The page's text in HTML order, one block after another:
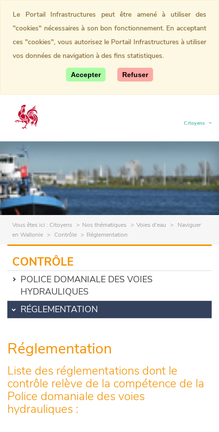
Citoyens
(current)
Vous êtes ici : Citoyens Nos thématiques Voies d'eau
Naviguer
en Wallonie
Contrôle Réglementation
CONTRÔLE
POLICE DOMANIALE DES VOIES
HYDRAULIQUES
RÉGLEMENTATION
Réglementation
Liste des réglementations dont le
contrôle relève de la compétence de la
Police domaniale des voies
hydrauliques :
Le Portail Infrastructures peut être amené à utiliser des
"cookies" nécessaires à son bon fonctionnement. En acceptant
ces "cookies", vous autorisez le Portail Infrastructures à utiliser
vos données de navigation à des fins statistiques.
Accepter Refuser